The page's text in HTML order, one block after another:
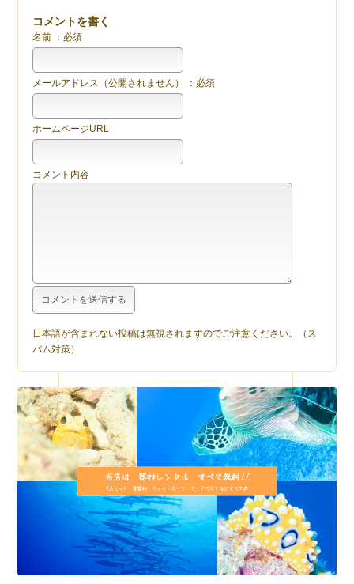
コメントを書く
名前 ：必須
メールアドレス（公開されません） ：必須
ホームページURL
コメント内容
日本語が含まれない投稿は無視されますのでご注意ください。（ス
パム対策）